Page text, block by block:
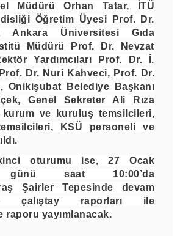
Müdürü Orhan Tatar, İTÜ
Öğretim Üyesi Prof. Dr.
Ankara Üniversitesi Gıda
Müdürü Prof. Dr. Nevzat
Yardımcıları Prof. Dr. İ.
Prof. Dr. Nuri Kahveci, Prof. Dr.
Onikişubat Belediye Başkanı
Genel Sekreter Ali Rıza
kurum ve kuruluş temsilcileri,
KSÜ personeli ve
oturumu ise, 27 Ocak
günü saat 10:00’da
Şairler Tepesinde devam
çalıştay raporları ile
raporu yayımlanacak.